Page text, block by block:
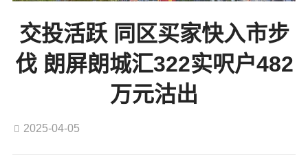
交投活跃 同区买家快入市步
伐 朗屏朗城汇322实呎户482
万元沽出
2025-04-05